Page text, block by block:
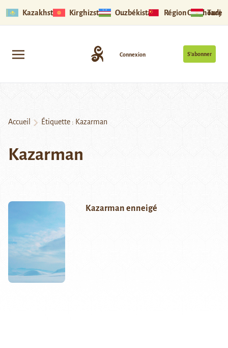
Kazakhstan Kirghizstan Ouzbékistan Région Ouïghoure
S’abonner
Connexion
Accueil Étiquette : Kazarman
Kazarman
Kazarman enneigé